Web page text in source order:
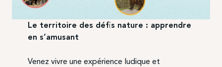
Le territoire des défis nature : apprendre
en s’amusant
Venez vivre une expérience ludique et